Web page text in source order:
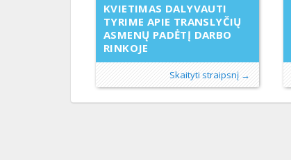
KVIETIMAS DALYVAUTI
TYRIME APIE TRANSLYČIŲ
ASMENŲ PADĖTĮ DARBO
RINKOJE
Skaityti straipsnį →